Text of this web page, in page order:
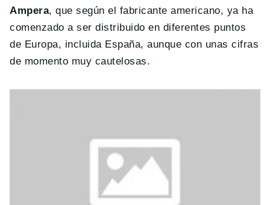
Ampera, que según el fabricante americano, ya ha
comenzado a ser distribuido en diferentes puntos
de Europa, incluida España, aunque con unas cifras
de momento muy cautelosas.